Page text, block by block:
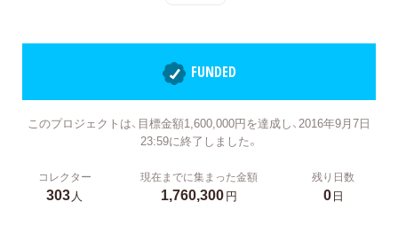
FUNDED
このプロジェクトは、目標金額1,600,000円を達成し、2016年9月7日
23:59に終了しました。
コレクター
303人
現在までに集まった金額
1,760,300円
残り日数
0日